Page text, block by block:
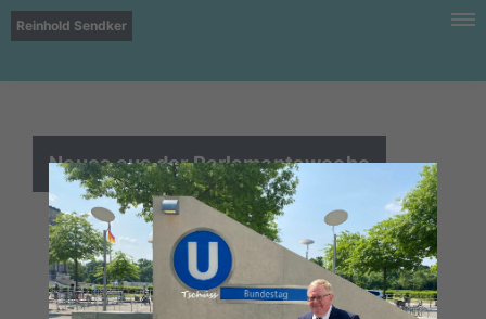
Reinhold Sendker
Neues aus der Parlamentswoche
Wir waren bei den
Sondierungsverhandlungen am
Sonntag nah an einer inhaltlichen